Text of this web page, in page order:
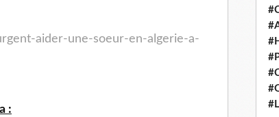
aider-une-soeur-en-algerie-a-
: